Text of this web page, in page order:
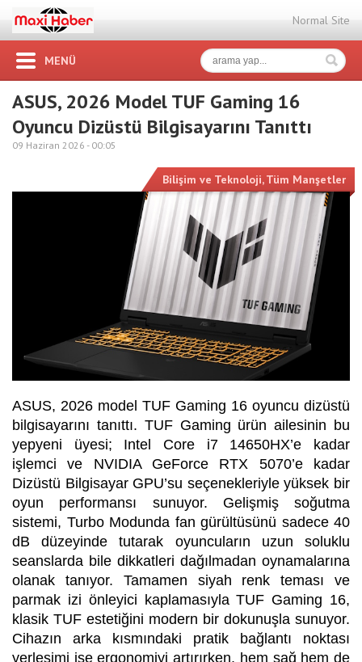
Normal Site
MENÜ
ASUS, 2026 Model TUF Gaming 16
Oyuncu Dizüstü Bilgisayarını Tanıttı
09 Haziran 2026 - 00:05
Bilişim ve Teknoloji,Tüm Manşetler
ASUS, 2026 model TUF Gaming 16 oyuncu dizüstü
bilgisayarını tanıttı. TUF Gaming ürün ailesinin bu
yepyeni üyesi; Intel Core i7 14650HX’e kadar
işlemci ve NVIDIA GeForce RTX 5070’e kadar
Dizüstü Bilgisayar GPU’su seçenekleriyle yüksek bir
oyun performansı sunuyor. Gelişmiş soğutma
sistemi, Turbo Modunda fan gürültüsünü sadece 40
dB düzeyinde tutarak oyuncuların uzun soluklu
seanslarda bile dikkatleri dağılmadan oynamalarına
olanak tanıyor. Tamamen siyah renk teması ve
parmak izi önleyici kaplamasıyla TUF Gaming 16,
klasik TUF estetiğini modern bir dokunuşla sunuyor.
Cihazın arka kısmındaki pratik bağlantı noktası
yerleşimi ise ergonomiyi artırırken, hem sağ hem de